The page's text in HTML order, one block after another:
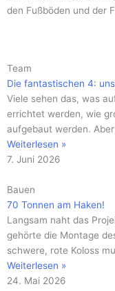
den Fußböden und der
Team
Die fantastischen 4:
Viele sehen das, was
errichtet werden, wie
aufgebaut werden.
Weiterlesen »
7. Juni 2026
Bauen
70 Tonnen am Haken!
Langsam naht das
gehörte die Montage
schwere, rote Koloss
Weiterlesen »
24. Mai 2026